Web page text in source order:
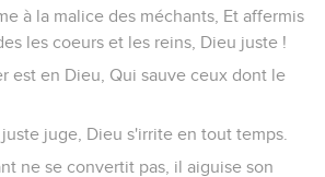
à la malice des méchants, Et affermis
les coeurs et les reins, Dieu juste !
est en Dieu, Qui sauve ceux dont le
juste juge, Dieu s'irrite en tout temps.
ne se convertit pas, il aiguise son